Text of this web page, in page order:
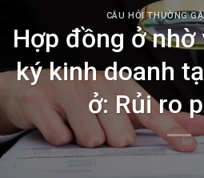
CÂU HỎI THƯỜNG
Hợp đồng ở
ký kinh doanh
ở: Rủi ro